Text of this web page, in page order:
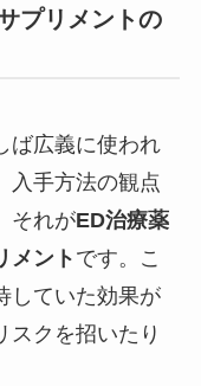
プリメントの
ば広義に使われ
入手方法の観点
それがED治療薬
メントです。こ
していた効果が
スクを招いたり